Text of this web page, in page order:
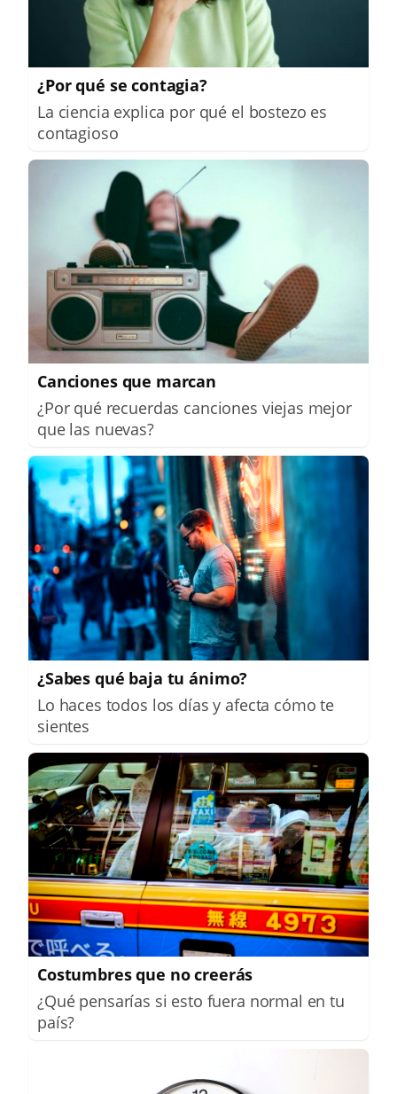
¿Por qué se contagia?
La ciencia explica por qué el bostezo es
contagioso
Canciones que marcan
¿Por qué recuerdas canciones viejas mejor
que las nuevas?
¿Sabes qué baja tu ánimo?
Lo haces todos los días y afecta cómo te
sientes
Costumbres que no creerás
¿Qué pensarías si esto fuera normal en tu
país?